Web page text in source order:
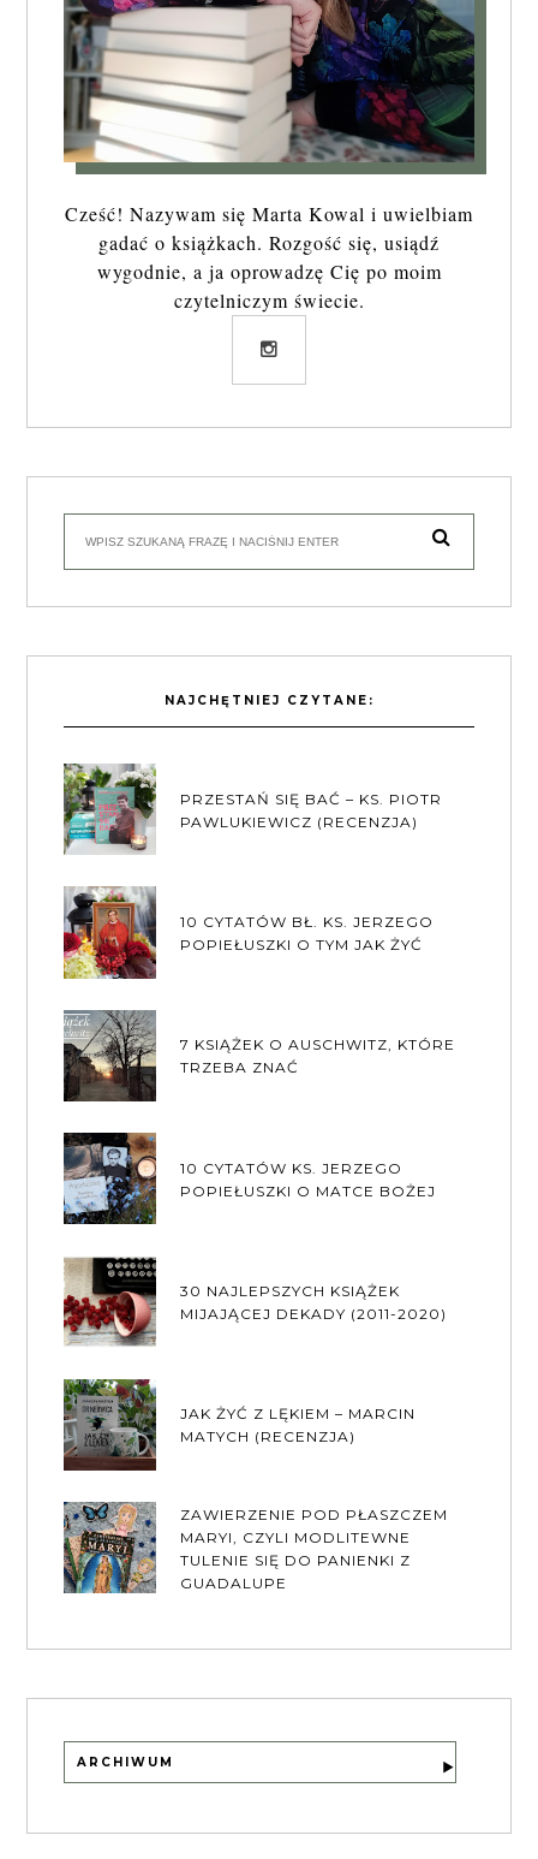
Cześć! Nazywam się Marta Kowal i uwielbiam
gadać o książkach. Rozgość się, usiądź
wygodnie, a ja oprowadzę Cię po moim
czytelniczym świecie.
NAJCHĘTNIEJ CZYTANE:
PRZESTAŃ SIĘ BAĆ – KS. PIOTR
PAWLUKIEWICZ (RECENZJA)
10 CYTATÓW BŁ. KS. JERZEGO
POPIEŁUSZKI O TYM JAK ŻYĆ
7 KSIĄŻEK O AUSCHWITZ, KTÓRE
TRZEBA ZNAĆ
10 CYTATÓW KS. JERZEGO
POPIEŁUSZKI O MATCE BOŻEJ
30 NAJLEPSZYCH KSIĄŻEK
MIJAJĄCEJ DEKADY (2011-2020)
JAK ŻYĆ Z LĘKIEM – MARCIN
MATYCH (RECENZJA)
ZAWIERZENIE POD PŁASZCZEM
MARYI, CZYLI MODLITEWNE
TULENIE SIĘ DO PANIENKI Z
GUADALUPE
ARCHIWUM